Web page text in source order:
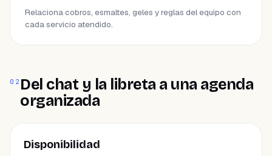
Relaciona cobros, esmaltes, geles y reglas del equipo con
cada servicio atendido.
02 Del chat y la libreta a una agenda
organizada
ÁREA
Disponibilidad